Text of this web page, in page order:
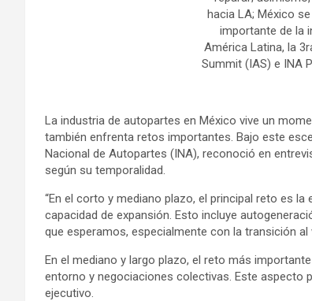
hacia LA; México
importante de la
América Latina, la
Summit (IAS) e INA
La industria de autopartes en México vive un
también enfrenta retos importantes. Bajo este
Nacional de Autopartes (INA), reconoció en
según su temporalidad.
“En el corto y mediano plazo, el principal reto es
capacidad de expansión. Esto incluye
que esperamos, especialmente con la transición al
En el mediano y largo plazo, el reto más
entorno y negociaciones colectivas. Este aspecto
ejecutivo.